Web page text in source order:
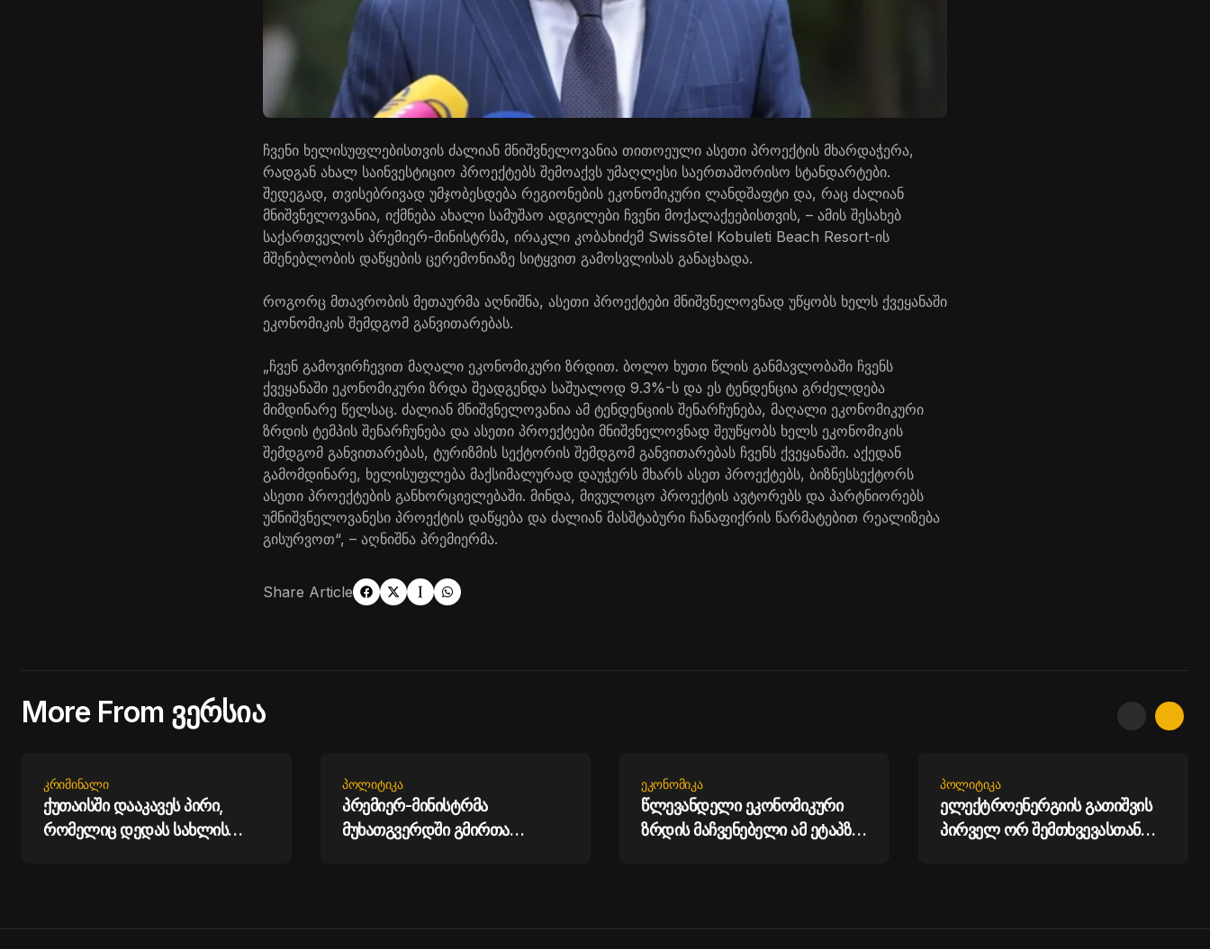
ჩვენი ხელისუფლებისთვის ძალიან მნიშვნელოვანია თითოეული ასეთი პროექტის მხარდაჭერა,
რადგან ახალ საინვესტიციო პროექტებს შემოაქვს უმაღლესი საერთაშორისო სტანდარტები.
შედეგად, თვისებრივად უმჯობესდება რეგიონების ეკონომიკური ლანდშაფტი და, რაც ძალიან
მნიშვნელოვანია, იქმნება ახალი სამუშაო ადგილები ჩვენი მოქალაქეებისთვის, – ამის შესახებ
საქართველოს პრემიერ-მინისტრმა, ირაკლი კობახიძემ Swissôtel Kobuleti Beach Resort-ის
მშენებლობის დაწყების ცერემონიაზე სიტყვით გამოსვლისას განაცხადა.
როგორც მთავრობის მეთაურმა აღნიშნა, ასეთი პროექტები მნიშვნელოვნად უწყობს ხელს ქვეყანაში
ეკონომიკის შემდგომ განვითარებას.
„ჩვენ გამოვირჩევით მაღალი ეკონომიკური ზრდით. ბოლო ხუთი წლის განმავლობაში ჩვენს
ქვეყანაში ეკონომიკური ზრდა შეადგენდა საშუალოდ 9.3%-ს და ეს ტენდენცია გრძელდება
მიმდინარე წელსაც. ძალიან მნიშვნელოვანია ამ ტენდენციის შენარჩუნება, მაღალი ეკონომიკური
ზრდის ტემპის შენარჩუნება და ასეთი პროექტები მნიშვნელოვნად შეუწყობს ხელს ეკონომიკის
შემდგომ განვითარებას, ტურიზმის სექტორის შემდგომ განვითარებას ჩვენს ქვეყანაში. აქედან
გამომდინარე, ხელისუფლება მაქსიმალურად დაუჭერს მხარს ასეთ პროექტებს, ბიზნესსექტორს
ასეთი პროექტების განხორციელებაში. მინდა, მივულოცო პროექტის ავტორებს და პარტნიორებს
უმნიშვნელოვანესი პროექტის დაწყება და ძალიან მასშტაბური ჩანაფიქრის წარმატებით რეალიზება
გისურვოთ“, – აღნიშნა პრემიერმა.
Share Article
More From ვერსია
ᲙᲠᲘᲛᲘᲜᲐᲚᲘ
ქუთაისში დააკავეს პირი,
რომელიც დედას სახლის
ᲞᲝᲚᲘᲢᲘᲙᲐ
პრემიერ-მინისტრმა
მუხათგვერდში გმირთა
ᲔᲙᲝᲜᲝᲛᲘᲙᲐ
წლევანდელი ეკონომიკური
ზრდის მაჩვენებელი ამ ეტაპზე
ᲞᲝᲚᲘᲢᲘᲙᲐ
ელექტროენერგიის გათიშვის
პირველ ორ შემთხვევასთან